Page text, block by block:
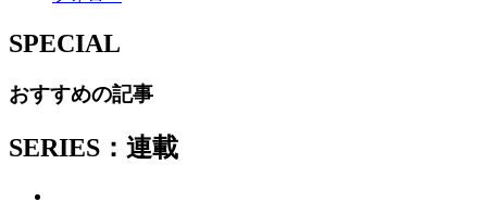
SPECIAL
おすすめの記事
SERIES：連載